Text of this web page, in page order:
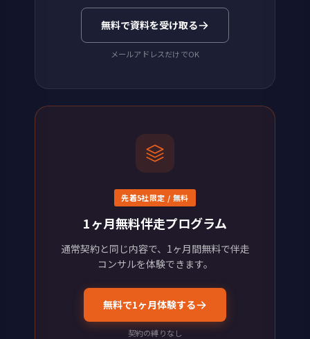
無料で資料を受け取る
メールアドレスだけでOK
先着5社限定 / 無料
1ヶ月無料伴走プログラム
通常契約と同じ内容で、1ヶ月間無料で伴走
コンサルを体験できます。
無料で1ヶ月体験する
契約の縛りなし